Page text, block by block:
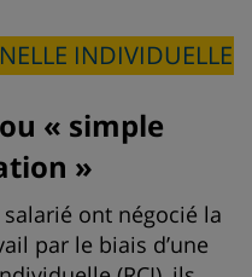
INDIVIDUELLE
« simple
»
ont négocié la
par le biais d’une